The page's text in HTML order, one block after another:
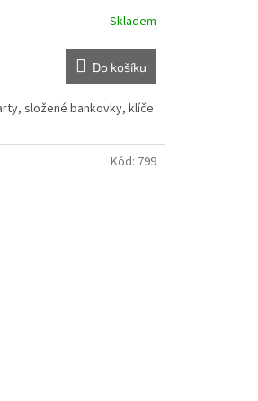
Skladem
Do košíku
složené bankovky, klíče
Kód: 799